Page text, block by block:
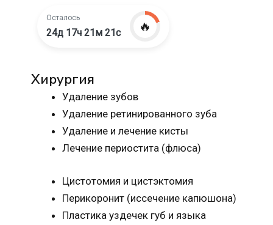
Осталось
24д 17ч 21м 20с 🔥
Хирургия
Удаление зубов
Удаление ретинированного зуба
Удаление и лечение кисты
Лечение периостита (флюса)
Цистотомия и цистэктомия
Перикоронит (иссечение капюшона)
Пластика уздечек губ и языка